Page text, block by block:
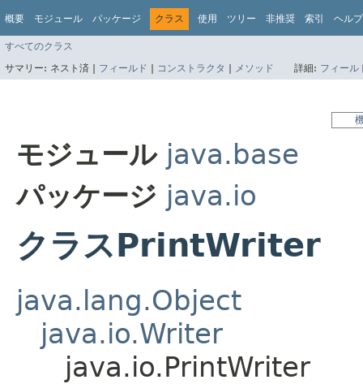
概要 モジュール パッケージ クラス 使用 ツリー 非推奨 索引 ヘルプ
すべてのクラス
サマリー: ネスト済 | フィールド | コンストラクタ | メソッド 詳細: フィール
モジュール java.base
パッケージ java.io
クラスPrintWriter
java.lang.Object
java.io.Writer
java.io.PrintWriter